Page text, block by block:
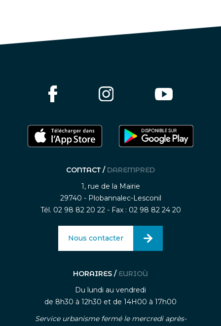
CONTACT / DAREMPRED
1, rue de la Mairie
29740 - Plobannalec-Lesconil
Tél. 02 98 82 20 22 - Fax : 02 98 82 24 20
Nous contacter
HORAIRES / EURIOÙ
Du lundi au vendredi
de 8h30 à 12h30 et de 14H00 à 17h00
Service urbanisme fermé le mercredi après-